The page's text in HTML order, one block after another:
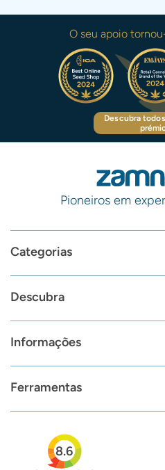
O seu apoio
Descubra
Pioneiros em
Categorias
Descubra
Informações
Ferramentas
8.6